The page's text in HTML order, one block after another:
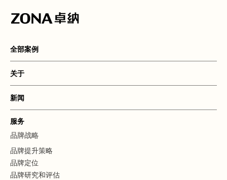
全部案例
关于
新闻
服务
品牌战略
品牌提升策略
品牌定位
品牌研究和评估